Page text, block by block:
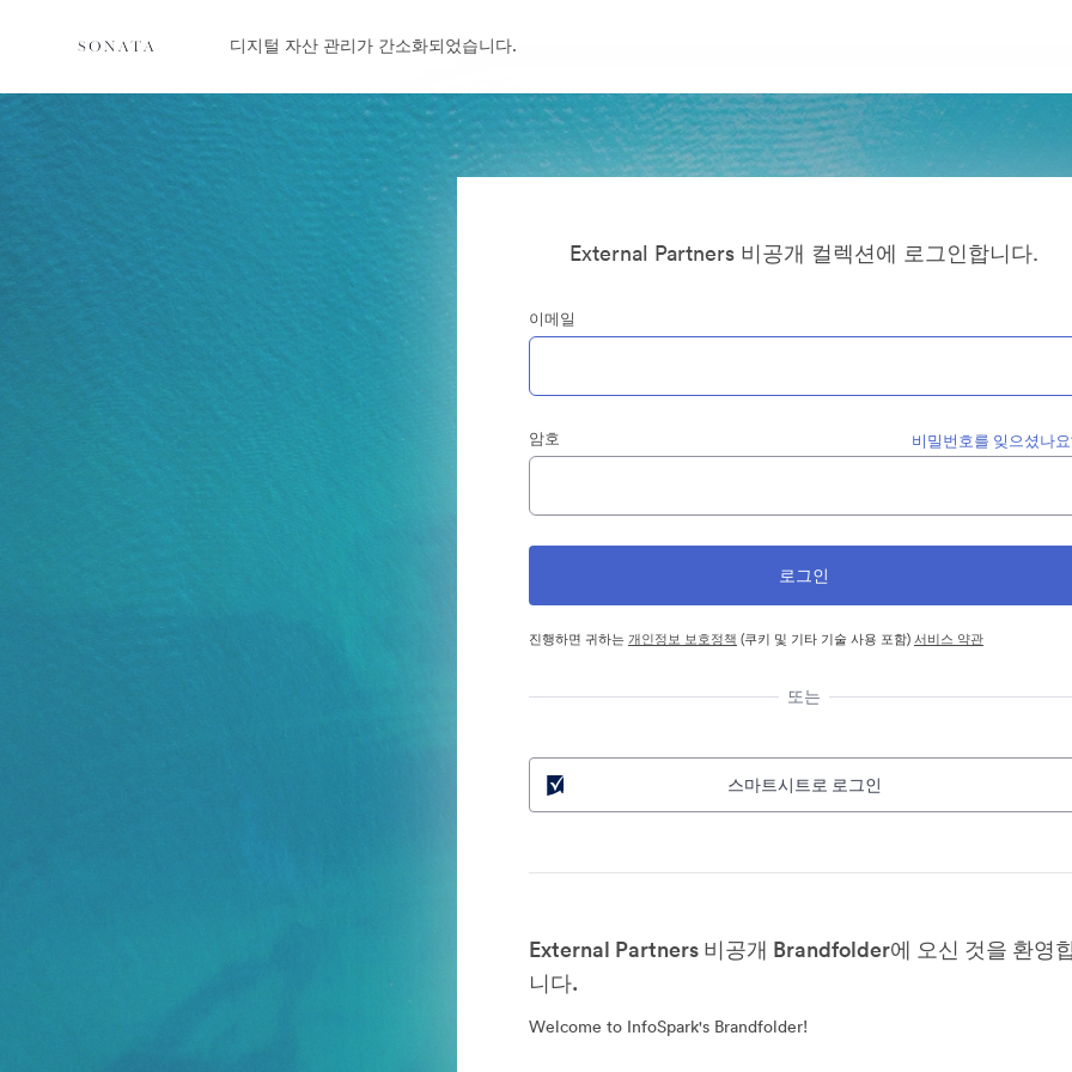
디지털 자산 관리가 간소화되었습니다.
External Partners 비공개 컬렉션에 로그인합니다.
이메일
암호 비밀번호를 잊으셨나
진행하면 귀하는개인정보 보호정책 (쿠키 및 기타 기술 사용 포함)서비스 약관
또는
스마트시트로 로그인
External Partners 비공개 Brandfolder에 오신 것을 환영
니다.
Welcome to InfoSpark's Brandfolder!